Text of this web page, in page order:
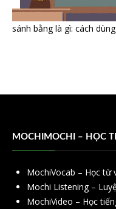
sánh bằng là gì: cách
MOCHIMOCHI – HỌC
MochiVocab – Học từ
Mochi Listening –
MochiVideo – Học